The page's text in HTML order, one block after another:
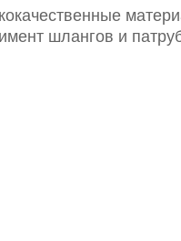
шлангов и